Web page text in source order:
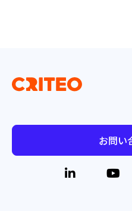
お問い